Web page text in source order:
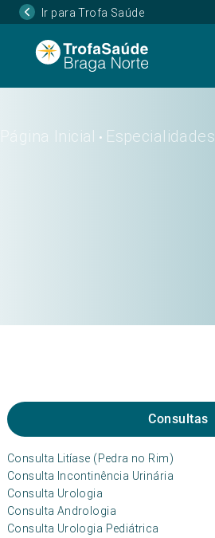
Ir para Trofa Saúde
Página Inicial • Especialidades
Consultas
Consulta Litíase (Pedra no Rim)
Consulta Incontinência Urinária
Consulta Urologia
Consulta Andrologia
Consulta Urologia Pediátrica